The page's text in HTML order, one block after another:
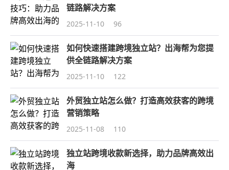
链路解决方案
2025-11-10 96
如何快速搭建跨境独立站？出海帮为您提
供全链路解决方案
2025-11-10 122
外贸独立站怎么做？打造高效获客的跨境
营销策略
2025-11-08 110
独立站跨境收款新选择，助力品牌高效出
海